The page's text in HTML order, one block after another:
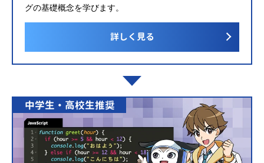
グの基礎概念を学びます。
詳しく見る
中学生・高校生推奨